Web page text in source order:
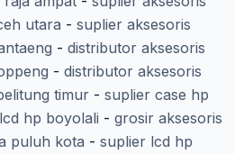
utara - suplier aksesoris
- distributor aksesoris
- distributor aksesoris
timur- suplier case hp
hp boyolali - grosir aksesoris
puluh kota - suplier lcd hp